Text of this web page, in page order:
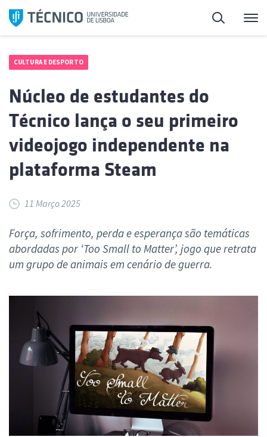
Saltar
para
Pesquisa
CULTURA E DESPORTO
Núcleo de estudantes do
Técnico lança o seu primeiro
videojogo independente na
plataforma Steam
11 Março 2025
Força, sofrimento, perda e esperança são temáticas
abordadas por ‘Too Small to Matter’, jogo que retrata
um grupo de animais em cenário de guerra.